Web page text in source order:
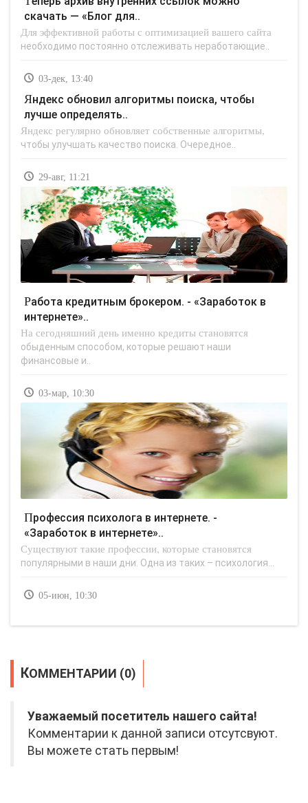
скачать — «Блог для..
Для эффективной работы с оптимизацией вашего сайта
необходимо постоянно отслеживать неработающие..
03-дек, 13:40
Яндекс обновил алгоритмы поиска, чтобы
лучше определять..
Яндекс регулярно обновляет собственные алгоритмы,
чтобы улучшать качество поиска. Очередное..
29-авг, 11:21
Работа кредитным брокером. - «Заработок в
интернете»..
На сегодняшний день именно кредиты становятся
обыденным способом, которые решают наши
финансовые и..
03-мар, 10:30
Профессия психолога в интернете. -
«Заработок в интернете»..
Существуют такие профессии, которые становятся
популярными в наши дни. Одна из таких – психология...
05-июн, 10:30
КОММЕНТАРИИ (0)
Уважаемый посетитель нашего сайта!
Комментарии к данной записи отсутсвуют.
Вы можете стать первым!